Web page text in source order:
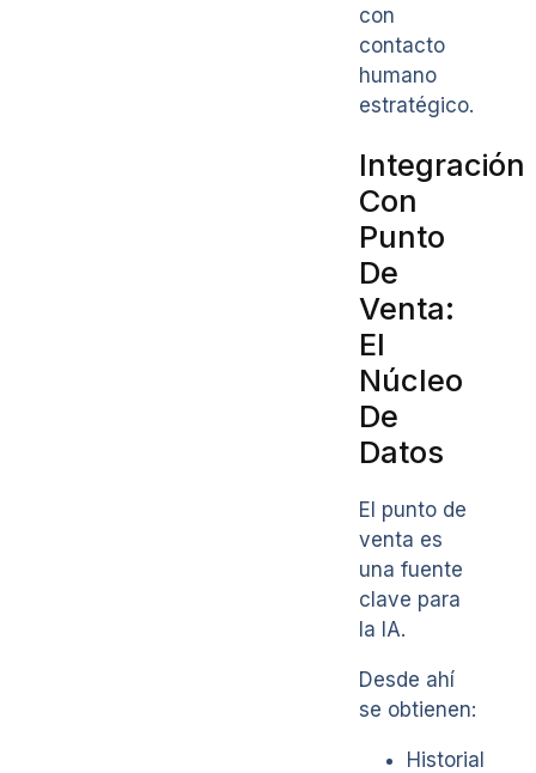
con
contacto
humano
estratégico.
Integración
Con
Punto
De
Venta:
El
Núcleo
De
Datos
El punto de
venta es
una fuente
clave para
la IA.
Desde ahí
se obtienen:
Historial